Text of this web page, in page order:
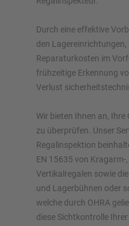
Durch eine effektive
den
Reparaturkosten im
frühzeitige Erkennung
Verlust
Wir bieten Ihnen an, Ihre
zu überprüfen. Unser
Regalinspektion
EN 15635 von Kragarm-
Vertikalregalen sowie
und Lagerbühnen oder
welche durch OHRA
diese Sichtkontrolle